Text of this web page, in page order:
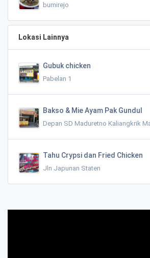
bumirejo
Lokasi Lainnya
Gubuk chicken
Pabelan 1
Bakso & Mie Ayam Pak Gundul
Depan SD Maduretno Kaliangkrik
Tahu Crypsi dan Fried Chicken
Jln Japunan Staten